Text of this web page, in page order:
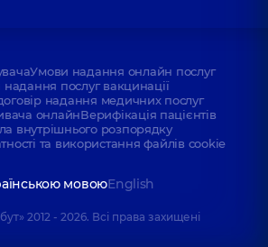
Умови надання онлайн послуг
послуг вакцинації
надання медичних послуг
онлайнВерифікація пацієнтів
внутрішнього розпорядку
та використання файлів cookie
мовоюEnglish
2012 - 2026. Всі права захищені